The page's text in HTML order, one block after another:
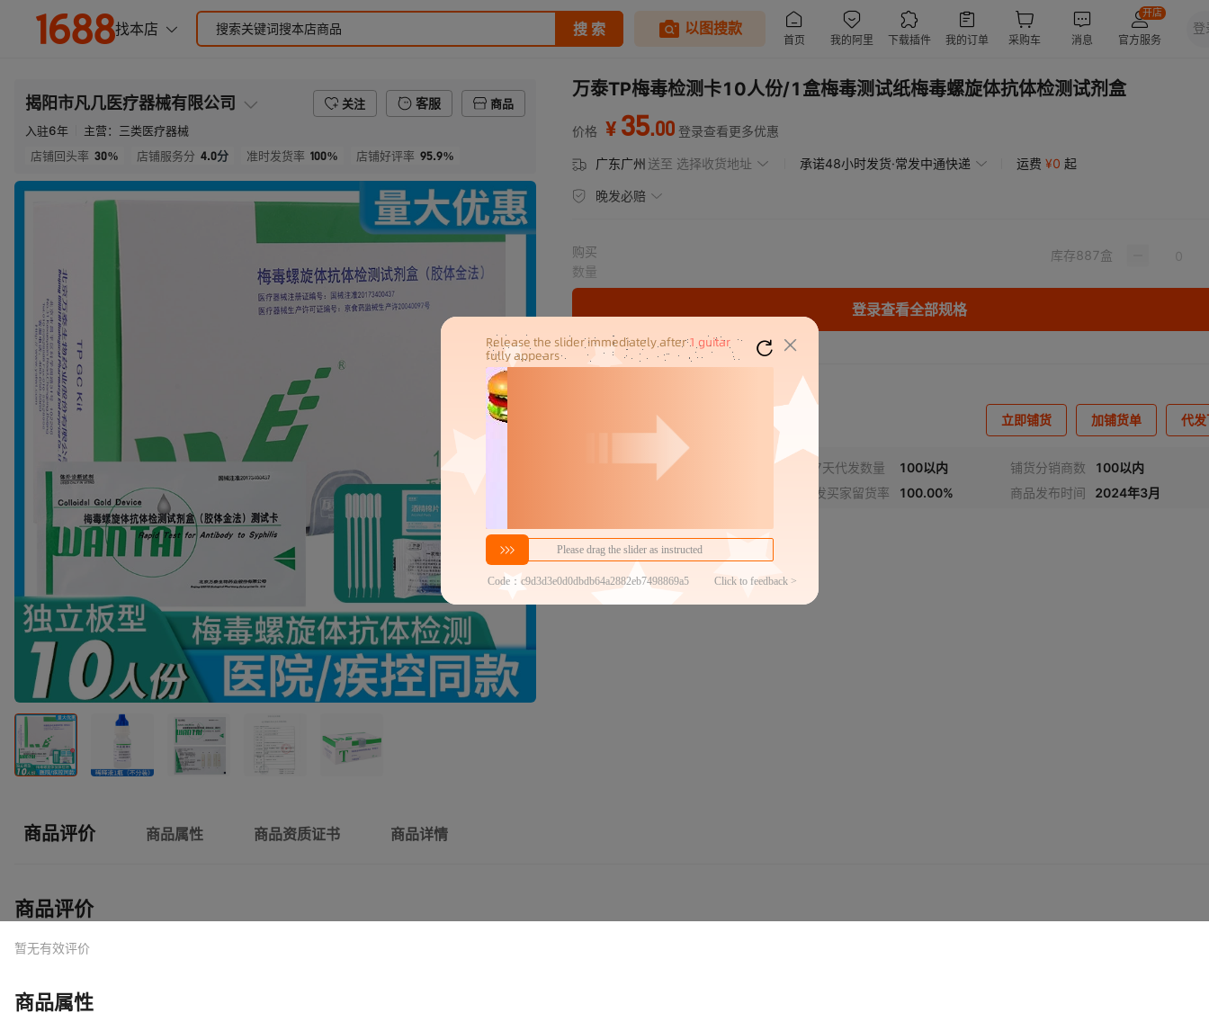
揭阳市凡几医疗器械有限公司 关注 客服
商品
入驻6年 主营： 三类医疗器械
店铺回头率 30% 店铺服务分 4.0分 准时发货率 100% 店铺好评率 95.9%
万泰TP梅毒检测卡10人份/1盒梅毒测试纸梅毒螺旋体抗体检测试剂盒
价格 ¥ 35.00 登录查看更多优惠
广东广州 送至 选择收货地址 承诺48小时发货·常发中通快递 运费 ¥0 起
晚发必赔
购买
数量
库存887盒
登录查看全部规格
官方仓退货 立即铺货 加铺货单 代
近30天代发数量 近7天代发数量 100以内 铺货分销商数
100以内
代发买家留货率 100.00% 商品发布时间 2024年3月
商品评价 商品属性 商品资质证书 商品详情
商品评价
暂无有效评价
商品属性